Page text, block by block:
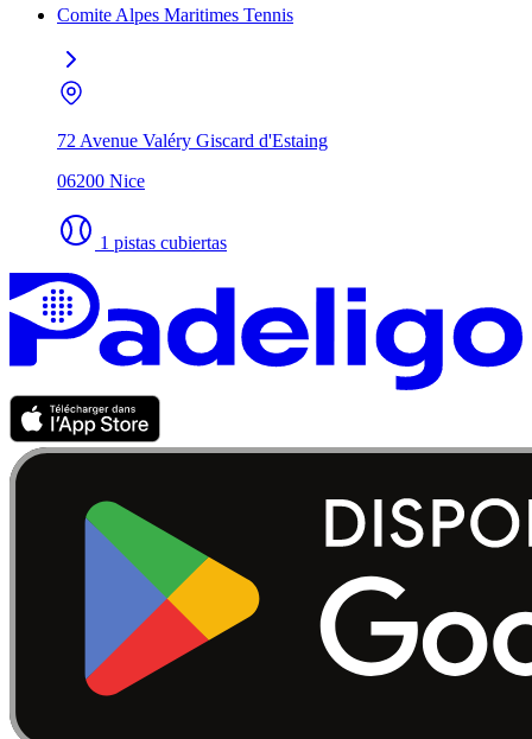
Comite Alpes Maritimes Tennis
72 Avenue Valéry Giscard d'Estaing
06200 Nice
1 pistas cubiertas